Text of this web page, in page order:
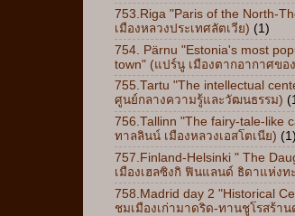
753.Riga "Paris of the North-
เมืองหลวงประเทศลัตเวีย) (1)
754. Pärnu "Estonia's most
town" (แปร์นู เมืองตากอากาศขอ
755.Tartu "The intellectual
ศูนย์กลางความรู้และวัฒนธรรม)
756.Tallinn "The fairy-tale-like
ทาลลินน์ เมืองหลวงเอสโตเนีย) (1)
757.Finland-Helsinki " The
เมืองเฮลซิงกิ ฟินแลนด์ ธิดาแห่งท
758.Madrid day 2 "Historical
ชมเมืองเก่ามาดริด-ทานชูโรสร้าน